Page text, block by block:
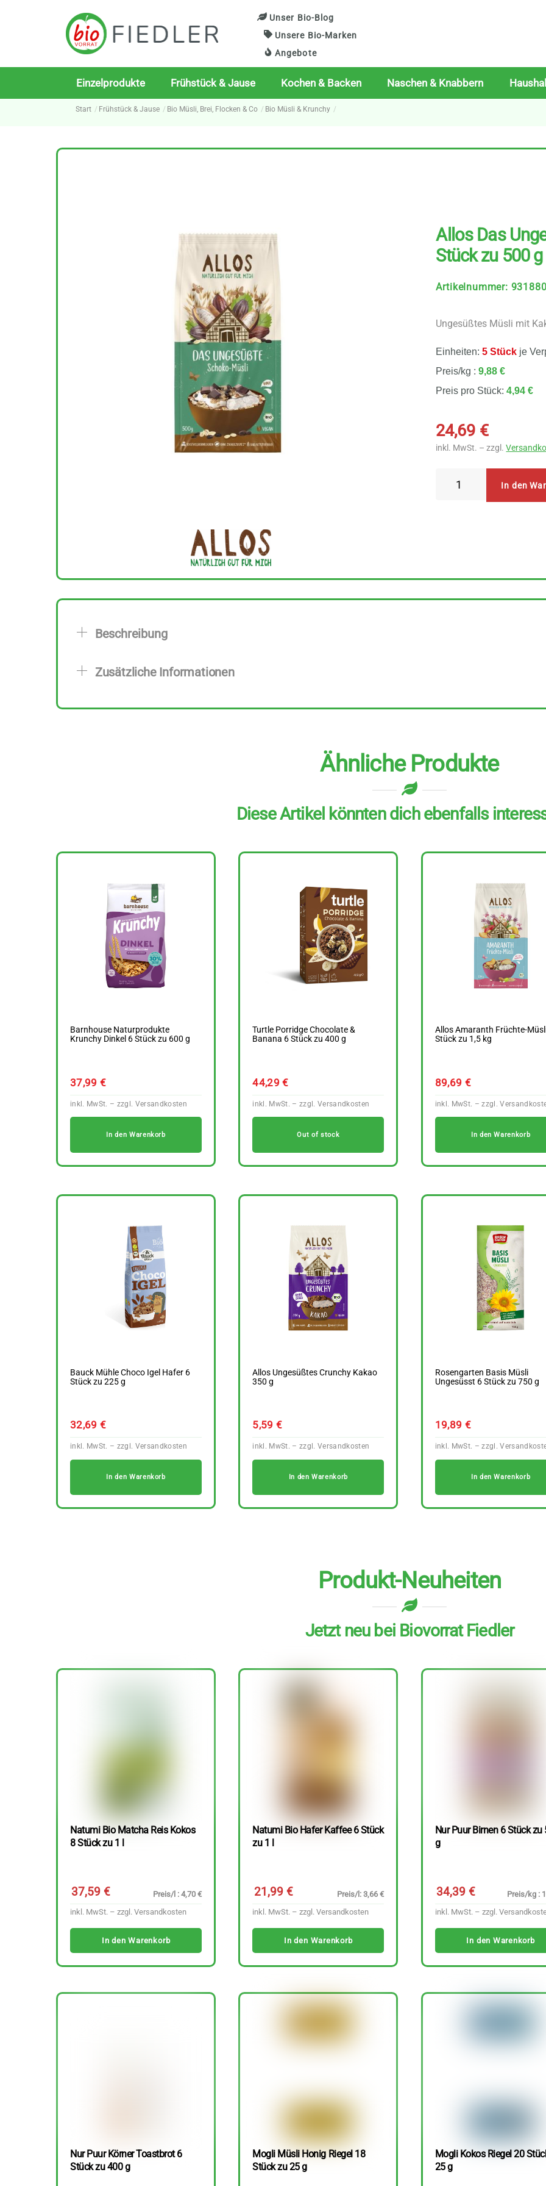
Unser Bio-Blog
Unsere Bio-Marken
Angebote
Einzelprodukte Frühstück & Jause Kochen & Backen Naschen & Knabbern
Start Frühstück & Jause Bio Müsli, Brei, Flocken & Co Bio Müsli & Krunchy
Allos Das
Stück zu 500 g
Artikelnummer:
Ungesüßtes Müsli mit
Einheiten:5 Stück je
Preis/kg :9,88 €
Preis pro Stück:4,94 €
24,69 €
inkl. MwSt. – zzgl.
Stück
zu
In den
Beschreibung
Zusätzliche Informationen
Ähnliche Produkte
Diese Artikel könnten dich ebenfalls
Barnhouse Naturprodukte
Krunchy Dinkel 6 Stück zu 600 g
37,99€
In den Warenkorb
Turtle Porridge Chocolate &
Banana 6 Stück zu 400 g
44,29€
Out of stock
Allos Amaranth Früchte-
Stück zu 1,5 kg
89,69 €
In den Warenkorb
Bauck Mühle Choco Igel Hafer 6
Stück zu 225 g
32,69€
In den Warenkorb
Allos Ungesüßtes Crunchy Kakao
350 g
5,59 €
In den Warenkorb
Rosengarten Basis Müsli
Ungesüsst 6 Stück zu 750 g
19,89 €
In den Warenkorb
Produkt-Neuheiten
Jetzt neu bei Biovorrat Fiedler
Natumi Bio Matcha Reis Kokos
8 Stück zu 1 l
37,59€
Preis/l : 4,70 €
inkl. MwSt. – zzgl. Versandkosten
In den Warenkorb
Natumi Bio Hafer Kaffee 6 Stück
zu 1 l
21,99 €
Preis/l: 3,66 €
inkl. MwSt. – zzgl.Versandkosten
In den Warenkorb
Nur Puur Birnen 6 Stück zu
g
34,39 €
Preis/kg :
inkl. MwSt. – zzgl.
In den Warenkorb
Nur Puur Körner Toastbrot 6
Stück zu 400 g
Mogli Müsli Honig Riegel 18
Stück zu 25 g
Mogli Kokos Riegel 20
25 g